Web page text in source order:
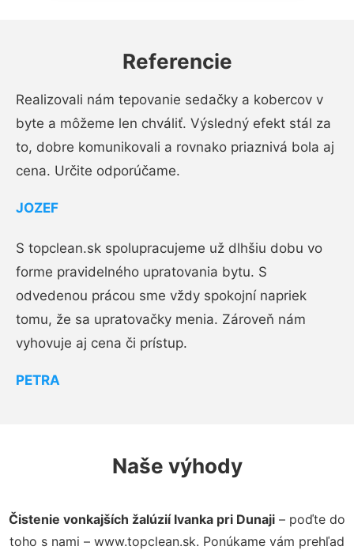
Referencie
Realizovali nám tepovanie sedačky a kobercov v
byte a môžeme len chváliť. Výsledný efekt stál za
to, dobre komunikovali a rovnako priaznivá bola aj
cena. Určite odporúčame.
JOZEF
S topclean.sk spolupracujeme už dlhšiu dobu vo
forme pravidelného upratovania bytu. S
odvedenou prácou sme vždy spokojní napriek
tomu, že sa upratovačky menia. Zároveň nám
vyhovuje aj cena či prístup.
PETRA
Naše výhody
Čistenie vonkajších žalúzií Ivanka pri Dunaji – poďte do
toho s nami – www.topclean.sk. Ponúkame vám prehľad